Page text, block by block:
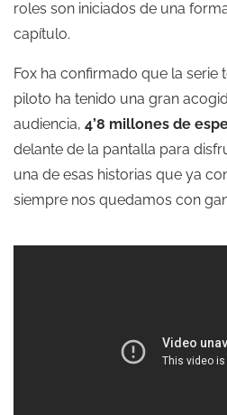
roles son iniciados de una
capítulo.
Fox ha confirmado que la serie
piloto ha tenido una gran
audiencia, 4’8 millones de
delante de la pantalla para
una de esas historias que ya
siempre nos quedamos con